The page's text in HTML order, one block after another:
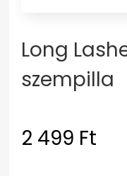
Long
szempilla
2 499 Ft